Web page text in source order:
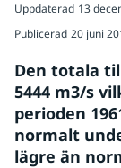
Uppdaterad 13
Publicerad 20 juni
Den totala
5444 m3/s
perioden
normalt
lägre än